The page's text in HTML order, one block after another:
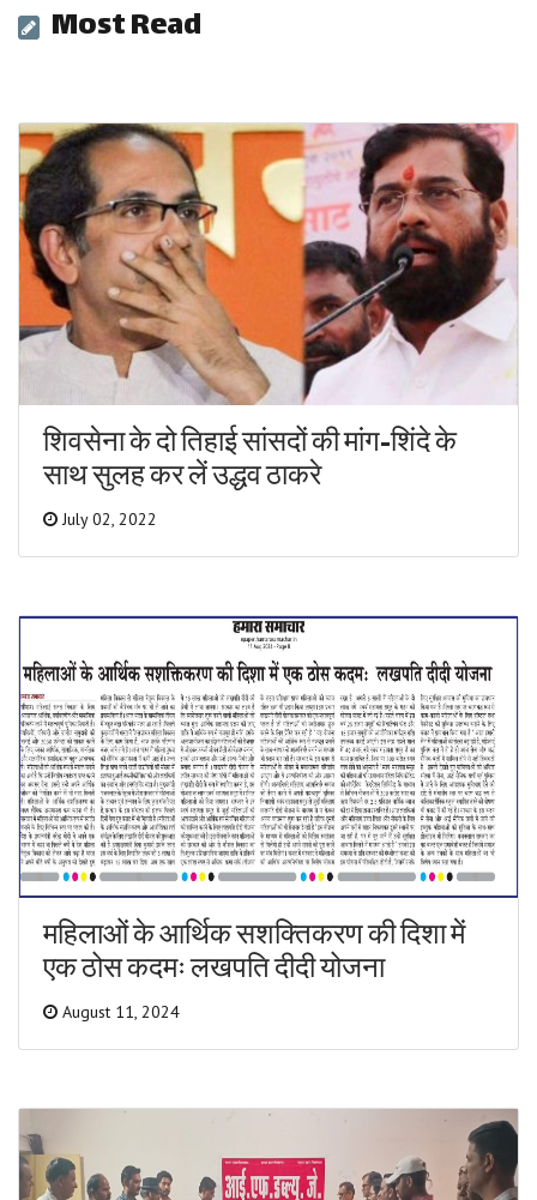
Most Read
शिवसेना के दो तिहाई सांसदों की मांग-शिंदे के
साथ सुलह कर लें उद्धव ठाकरे
July 02, 2022
महिलाओं के आर्थिक सशक्तिकरण की दिशा में
एक ठोस कदमः लखपति दीदी योजना
August 11, 2024